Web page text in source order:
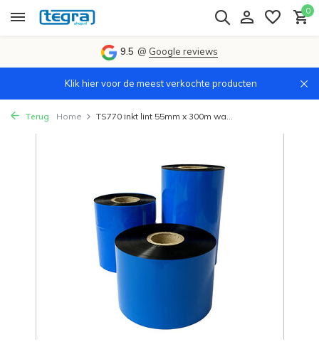
0
9.5 @ Google reviews
Klik hier voor de meest verkochte producten
Terug Home TS770 inkt lint 55mm x 300m wa...